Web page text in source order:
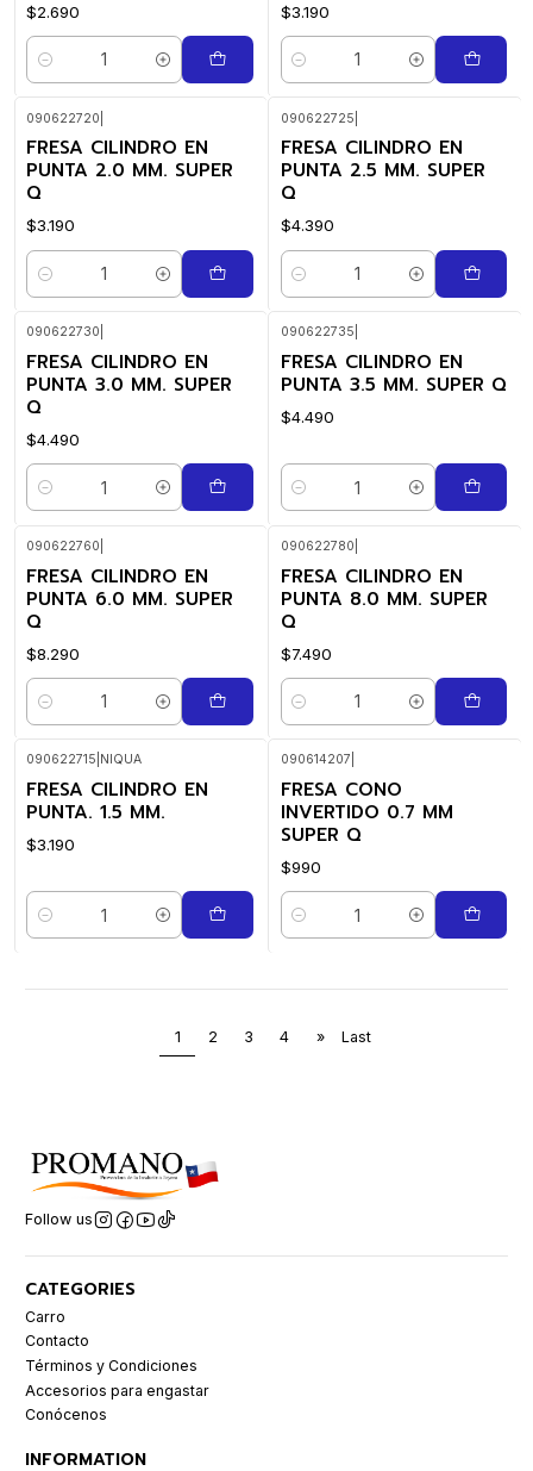
$2.690
Quantity
$3.190
Quantity
090622720
FRESA CILINDRO EN
PUNTA 2.0 MM. SUPER
Q
$3.190
Quantity
090622725
FRESA CILINDRO EN
PUNTA 2.5 MM. SUPER
Q
$4.390
Quantity
090622730
FRESA CILINDRO EN
PUNTA 3.0 MM. SUPER
Q
$4.490
Quantity
090622735
FRESA CILINDRO EN
PUNTA 3.5 MM. SUPER Q
$4.490
Quantity
090622760
FRESA CILINDRO EN
PUNTA 6.0 MM. SUPER
Q
$8.290
Quantity
090622780
FRESA CILINDRO EN
PUNTA 8.0 MM. SUPER
Q
$7.490
Quantity
090622715 NIQUA
FRESA CILINDRO EN
PUNTA. 1.5 MM.
$3.190
Quantity
090614207
FRESA CONO
INVERTIDO 0.7 MM
SUPER Q
$990
Quantity
1 2 3 4 » Last
Follow us
CATEGORIES
Carro
Contacto
Términos y Condiciones
Accesorios para engastar
Conócenos
INFORMATION